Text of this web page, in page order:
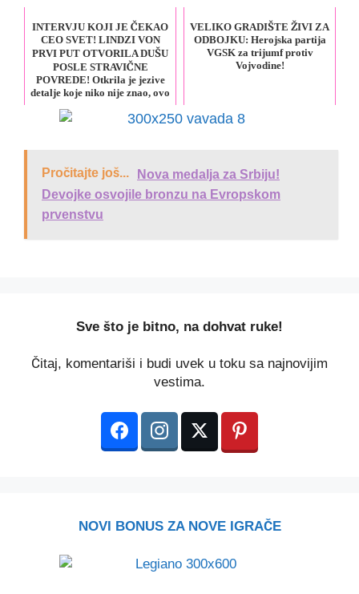
INTERVJU KOJI JE ČEKAO
CEO SVET! LINDZI VON
PRVI PUT OTVORILA DUŠU
POSLE STRAVIČNE
POVREDE! Otkrila je jezive
detalje koje niko nije znao, ovo
ledi krv u žilama
VELIKO GRADIŠTE ŽIVI ZA
ODBOJKU: Herojska partija
VGSK za trijumf protiv
Vojvodine!
Pročitajte još...
Nova medalja za Srbiju!
Devojke osvojile bronzu na Evropskom
prvenstvu
️Sve što je bitno, na dohvat ruke!
Čitaj, komentariši i budi uvek u toku sa najnovijim
vestima.
NOVI BONUS ZA NOVE IGRAČE